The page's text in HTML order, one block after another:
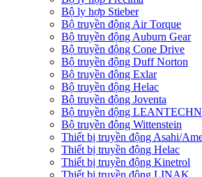
Bộ ly hợp Stieber
Bộ truyền động Air Torque
Bộ truyền động Auburn Gear
Bộ truyền động Cone Drive
Bộ truyền động Duff Norton
Bộ truyền động Exlar
Bộ truyền động Helac
Bộ truyền động Joventa
Bộ truyền động
Bộ truyền động Wittenstein
Thiết bị truyền động Asahi/
Thiết bị truyền động Helac
Thiết bị truyền động Kinetrol
Thiết bị truyền động LINAK